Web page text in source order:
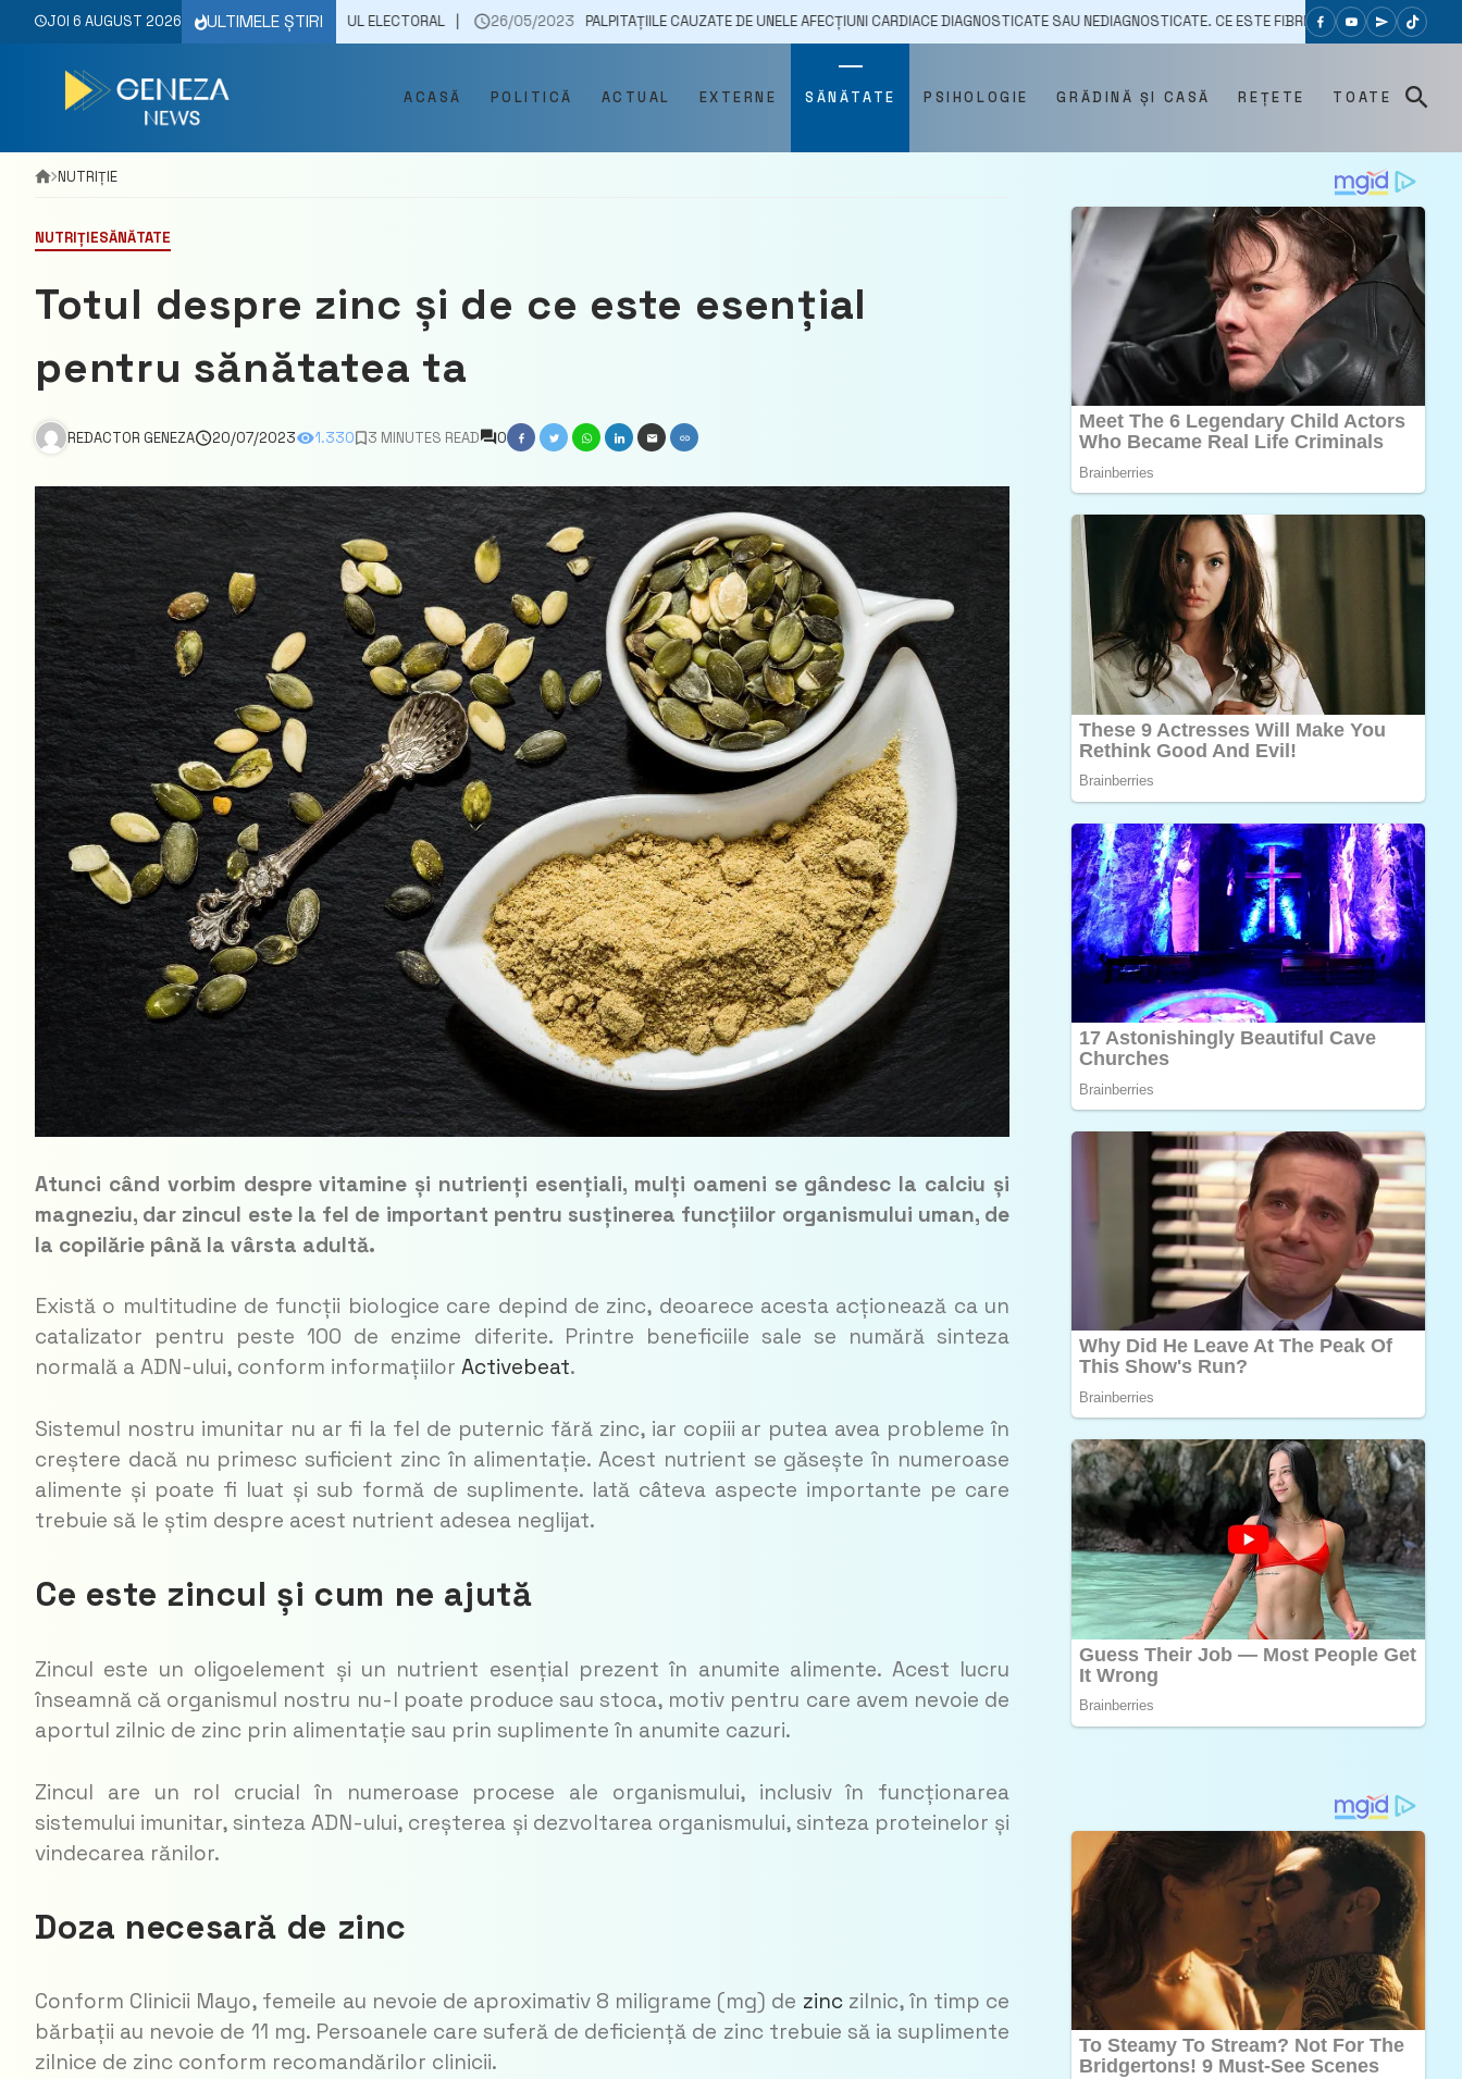
JOI 6 AUGUST 2026 ULTIMELE ȘTIRI
EFICIENTĂ A RISCURILOR ÎN PROCESUL ELECTORAL 26/05/2023 PALPITAȚIILE CAUZATE DE UNELE AFECȚIUNI CARDIACE DIAGNOSTICATE SAU NEDIAGNOSTICATE. CE ESTE FIBRILAȚIA ATRIALĂ? 11/04/2023
ACASĂ POLITICĂ ACTUAL EXTERNE SĂNĂTATE PSIHOLOGIE GRĂDINĂ ȘI CASĂ REȚETE TOATE
NUTRIȚIE
NUTRIȚIESĂNĂTATE
Totul despre zinc și de ce este esențial
pentru sănătatea ta
REDACTOR GENEZA 20/07/2023 1.330 3 MINUTES READ 0
Atunci când vorbim despre vitamine și nutrienți esențiali, mulți oameni se gândesc la calciu și
magneziu, dar zincul este la fel de important pentru susținerea funcțiilor organismului uman, de
la copilărie până la vârsta adultă.
Există o multitudine de funcții biologice care depind de zinc, deoarece acesta acționează ca un
catalizator pentru peste 100 de enzime diferite. Printre beneficiile sale se numără sinteza
normală a ADN-ului, conform informațiilor Activebeat.
Sistemul nostru imunitar nu ar fi la fel de puternic fără zinc, iar copiii ar putea avea probleme în
creștere dacă nu primesc suficient zinc în alimentație. Acest nutrient se găsește în numeroase
alimente și poate fi luat și sub formă de suplimente. Iată câteva aspecte importante pe care
trebuie să le știm despre acest nutrient adesea neglijat.
Ce este zincul și cum ne ajută
Zincul este un oligoelement și un nutrient esențial prezent în anumite alimente. Acest lucru
înseamnă că organismul nostru nu-l poate produce sau stoca, motiv pentru care avem nevoie de
aportul zilnic de zinc prin alimentație sau prin suplimente în anumite cazuri.
Zincul are un rol crucial în numeroase procese ale organismului, inclusiv în funcționarea
sistemului imunitar, sinteza ADN-ului, creșterea și dezvoltarea organismului, sinteza proteinelor și
vindecarea rănilor.
Doza necesară de zinc
Conform Clinicii Mayo, femeile au nevoie de aproximativ 8 miligrame (mg) de zinczilnic, în timp ce
bărbații au nevoie de 11 mg. Persoanele care suferă de deficiență de zinc trebuie să ia suplimente
zilnice de zinc conform recomandărilor clinicii.